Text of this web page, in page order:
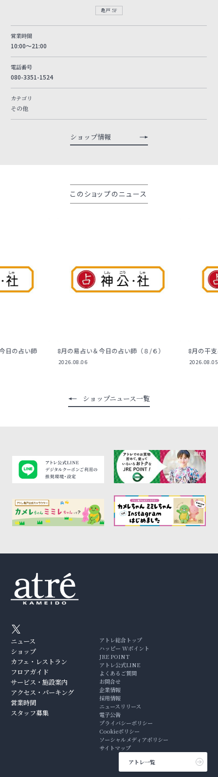
亀戸 5F
営業時間
10:00～21:00
電話番号
080-3351-1524
カテゴリ
その他
ショップ情報
このショップのニュース
の占い師 8月の易占い＆今日の占い師（８/６）
2026.08.06
8月の干支
2026.08.05
ショップニュース一覧
ニュース
ショップ
カフェ・レストラン
フロアガイド
サービス・施設案内
アクセス・パーキング
営業時間
スタッフ募集
アトレ総合トップ
ハッピー Wポイント
JRE POINT
アトレ公式LINE
よくあるご質問
お問合せ
企業情報
採用情報
ニュースリリース
電子公告
プライバシーポリシー
Cookieポリシー
ソーシャルメディアポリシー
サイトマップ
アトレ一覧